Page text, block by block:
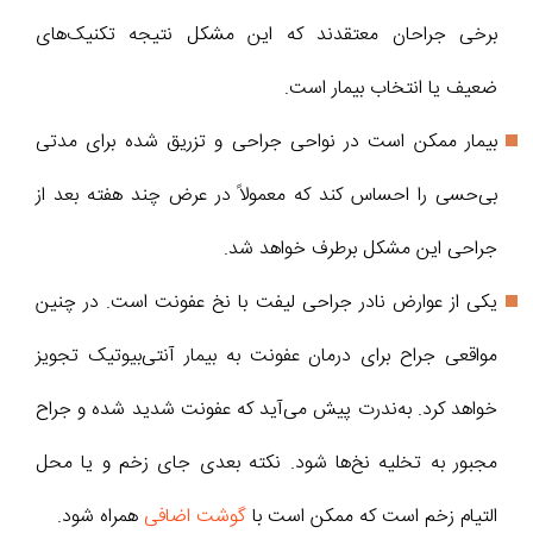
برخی جراحان معتقدند که این مشکل نتیجه تکنیک‌های
ضعیف یا انتخاب بیمار است.
بیمار ممکن است در نواحی جراحی و تزریق شده برای مدتی
بی‌حسی را احساس کند که معمولاً در عرض چند هفته بعد از
جراحی این مشکل برطرف خواهد شد.
یکی از عوارض نادر جراحی لیفت با نخ عفونت است. در چنین
مواقعی جراح برای درمان عفونت به بیمار آنتی‌بیوتیک تجویز
خواهد کرد. به‌ندرت پیش می‌آید که عفونت شدید شده و جراح
مجبور به تخلیه نخ‌ها شود. نکته بعدی جای زخم و یا محل
التیام زخم است که ممکن است باگوشت اضافی همراه شود.